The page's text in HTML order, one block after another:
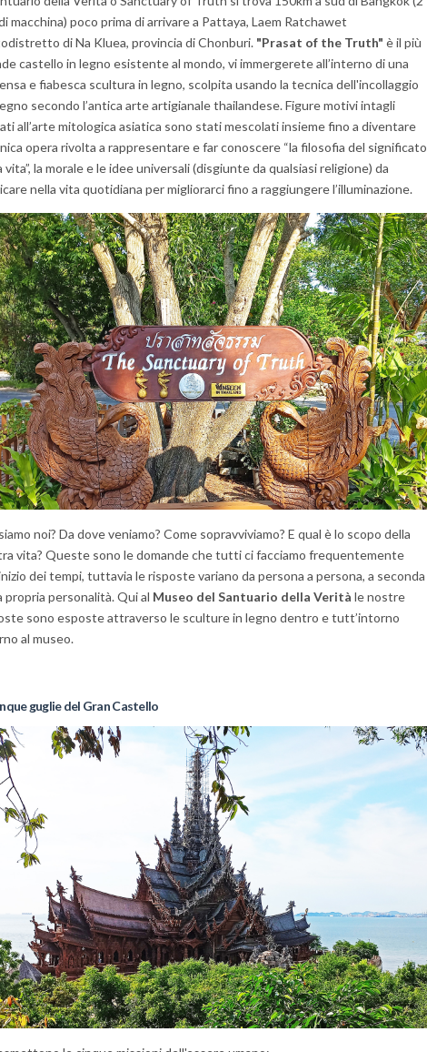
macchina) poco prima di arrivare a Pattaya, Laem Ratchawet
di Na Kluea, provincia di Chonburi. "Prasat of the Truth" è il più
castello in legno esistente al mondo, vi immergerete all’interno di una
e fiabesca scultura in legno, scolpita usando la tecnica dell'incollaggio
secondo l’antica arte artigianale thailandese. Figure motivi intagli
all’arte mitologica asiatica sono stati mescolati insieme fino a diventare
opera rivolta a rappresentare e far conoscere “la filosofia del significato
vita”, la morale e le idee universali (disgiunte da qualsiasi religione) da
nella vita quotidiana per migliorarci fino a raggiungere l’illuminazione.
noi? Da dove veniamo? Come sopravviviamo? E qual è lo scopo della
vita? Queste sono le domande che tutti ci facciamo frequentemente
dei tempi, tuttavia le risposte variano da persona a persona, a seconda
propria personalità. Qui al Museo del Santuario della Verità le nostre
sono esposte attraverso le sculture in legno dentro e tutt’intorno
al museo.
guglie del Gran Castello